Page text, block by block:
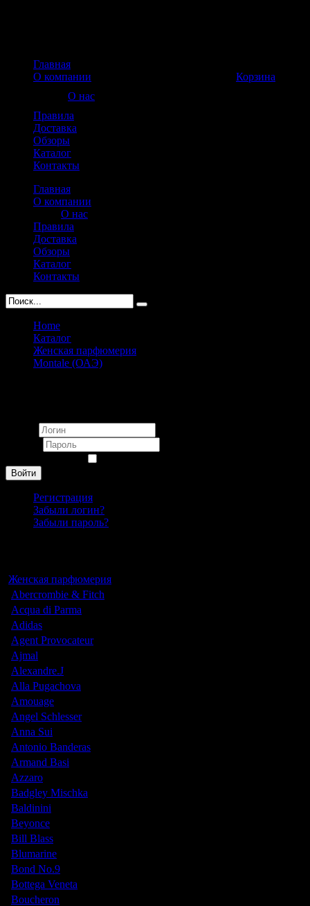
Корзина
Главная
О компании
О нас
Правила
Доставка
Обзоры
Каталог
Контакты
Главная
О компании
О нас
Правила
Доставка
Обзоры
Каталог
Контакты
Home
Каталог
Женская парфюмерия
Montale (ОАЭ)
Войти
Регистрация
Забыли логин?
Забыли пароль?
Женская парфюмерия
Abercrombie & Fitch
Acqua di Parma
Adidas
Agent Provocateur
Ajmal
Alexandre.J
Alla Pugachova
Amouage
Angel Schlesser
Anna Sui
Antonio Banderas
Armand Basi
Azzaro
Badgley Mischka
Baldinini
Beyonce
Bill Blass
Blumarine
Bond No.9
Bottega Veneta
Boucheron